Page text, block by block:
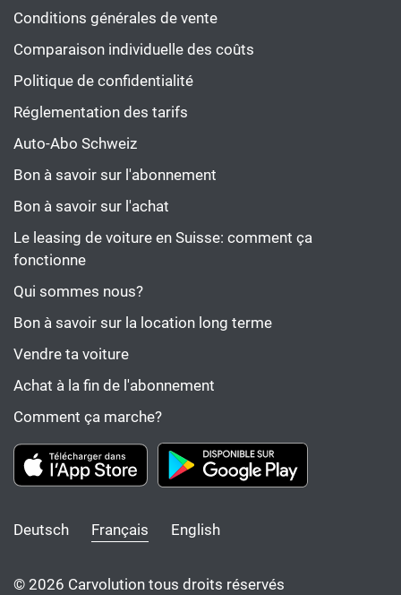
Conditions générales de vente
Comparaison individuelle des coûts
Politique de confidentialité
Réglementation des tarifs
Auto-Abo Schweiz
Bon à savoir sur l'abonnement
Bon à savoir sur l'achat
Le leasing de voiture en Suisse: comment ça
fonctionne
Qui sommes nous?
Bon à savoir sur la location long terme
Vendre ta voiture
Achat à la fin de l'abonnement
Comment ça marche?
Deutsch Français English
© 2026 Carvolution tous droits réservés